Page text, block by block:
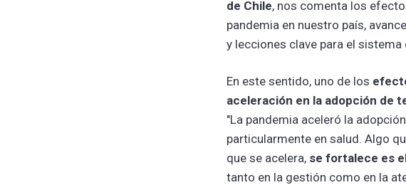
de Chile, nos comenta los
pandemia en nuestro país,
y lecciones clave para el sistema
En este sentido, uno de los
aceleración en la adopción de
"La pandemia aceleró la
particularmente en salud. Algo
que se acelera, se fortalece es
tanto en la gestión como en la